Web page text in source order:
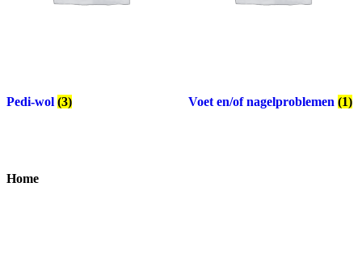
Pedi-wol (3) Voet en/of nagelproblemen (1)
Home